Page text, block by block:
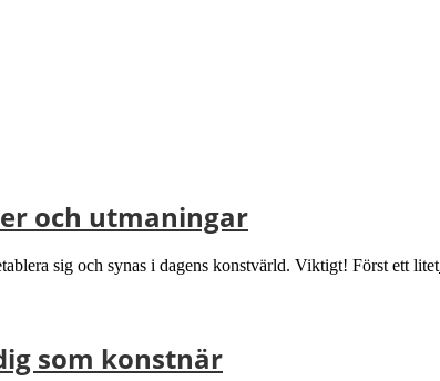
och utmaningar
sig och synas i dagens konstvärld. Viktigt! Först ett litet
som konstnär